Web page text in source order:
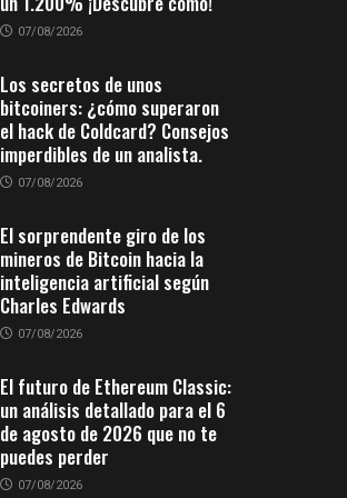
07/08/2026
Los secretos de unos
bitcoiners: ¿cómo superaron
el hack de Coldcard? Consejos
imperdibles de un analista.
07/08/2026
El sorprendente giro de los
mineros de Bitcoin hacia la
inteligencia artificial según
Charles Edwards
07/08/2026
El futuro de Ethereum Classic:
un análisis detallado para el 6
de agosto de 2026 que no te
puedes perder
07/08/2026